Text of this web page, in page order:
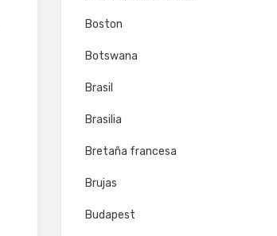
Boston
Botswana
Brasil
Brasilia
Bretaña francesa
Brujas
Budapest